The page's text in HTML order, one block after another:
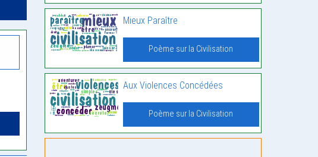
Mieux Paraître
Poème sur la Civilisation
Aux Violences Concédées
Poème sur la Civilisation